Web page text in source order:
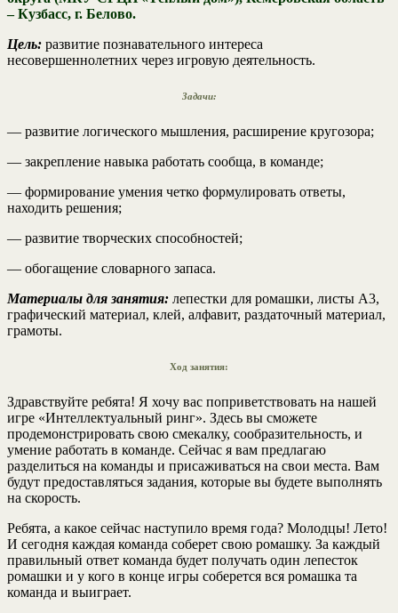
– Кузбасс, г. Белово.
Цель: развитие познавательного интереса
несовершеннолетних через игровую деятельность.
Задачи:
— развитие логического мышления, расширение кругозора;
— закрепление навыка работать сообща, в команде;
— формирование умения четко формулировать ответы,
находить решения;
— развитие творческих способностей;
— обогащение словарного запаса.
Материалы для занятия: лепестки для ромашки, листы А3,
графический материал, клей, алфавит, раздаточный материал,
грамоты.
Ход занятия:
Здравствуйте ребята! Я хочу вас поприветствовать на нашей
игре «Интеллектуальный ринг». Здесь вы сможете
продемонстрировать свою смекалку, сообразительность, и
умение работать в команде. Сейчас я вам предлагаю
разделиться на команды и присаживаться на свои места. Вам
будут предоставляться задания, которые вы будете выполнять
на скорость.
Ребята, а какое сейчас наступило время года? Молодцы! Лето!
И сегодня каждая команда соберет свою ромашку. За каждый
правильный ответ команда будет получать один лепесток
ромашки и у кого в конце игры соберется вся ромашка та
команда и выиграет.